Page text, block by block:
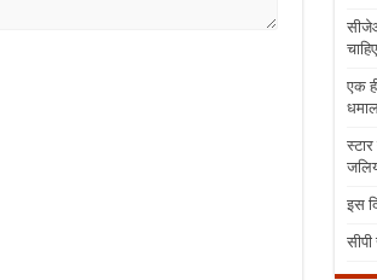
एक
इस